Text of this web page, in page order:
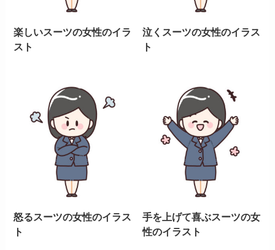
楽しいスーツの女性のイラ
スト
泣くスーツの女性のイラス
ト
怒るスーツの女性のイラス
ト
手を上げて喜ぶスーツの女
性のイラスト